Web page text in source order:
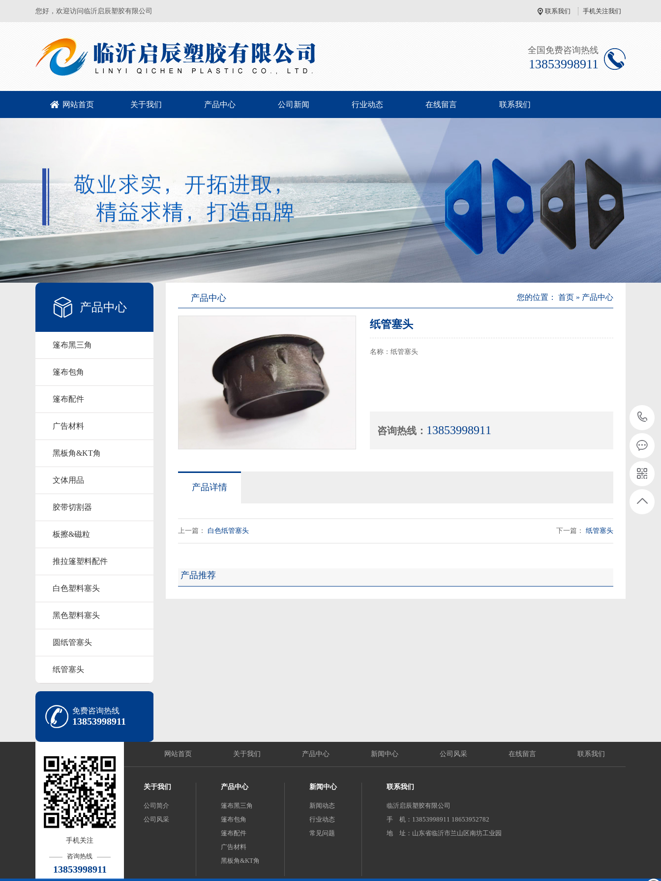
您好，欢迎访问临沂启辰塑胶有限公司 联系我们 手机关注我们
全国免费咨询热线
13853998911
网站首页 关于我们 产品中心 公司新闻 行业动态 在线留言 联系我们
产品中心
篷布黑三角
篷布包角
篷布配件
广告材料
黑板角&KT角
文体用品
胶带切割器
板擦&磁粒
推拉篷塑料配件
白色塑料塞头
黑色塑料塞头
圆纸管塞头
纸管塞头
免费咨询热线
13853998911
产品中心 您的位置： 首页 » 产品中心
纸管塞头
名称：纸管塞头
咨询热线： 13853998911
产品详情
上一篇： 白色纸管塞头 下一篇： 纸管塞头
产品推荐
手机关注
咨询热线
13853998911
网站首页 关于我们 产品中心 新闻中心 公司风采 在线留言 联系我们
关于我们
公司简介
公司风采
产品中心
篷布黑三角
篷布包角
篷布配件
广告材料
黑板角&KT角
新闻中心
新闻动态
行业动态
常见问题
联系我们
临沂启辰塑胶有限公司
手 机：13853998911 18653952782
地 址：山东省临沂市兰山区南坊工业园